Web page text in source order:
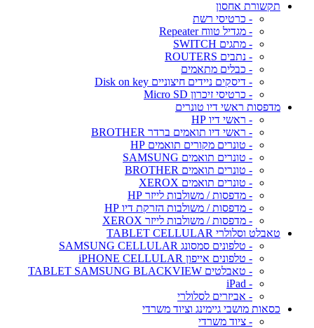
תקשורת אחסון
- כרטיסי רשת
- מגדיל טווח Repeater
- מתגים SWITCH
- נתבים ROUTERS
- כבלים מתאמים
- דיסקים ניידים חיצוניים Disk on key
- כרטיסי זיכרון Micro SD
מדפסות ראשי דיו טונרים
- ראשי דיו HP
- ראשי דיו תואמים ברדר BROTHER
- טונרים מקורים תואמים HP
- טונרים תואמים SAMSUNG
- טונרים תואמים BROTHER
- טונרים תואמים XEROX
- מדפסות / משולבות לייזר HP
- מדפסות / משולבות הזרקת דיו HP
- מדפסות / משולבות לייזר XEROX
טאבלט וסלולרי TABLET CELLULAR
- טלפונים סמסונג SAMSUNG CELLULAR
- טלפונים אייפון iPHONE CELLULAR
- טאבלטים TABLET SAMSUNG BLACKVIEW
- iPad
- אביזרים לסלולרי
כסאות מושבי גיימינג וציוד משרדי
- ציוד משרדי